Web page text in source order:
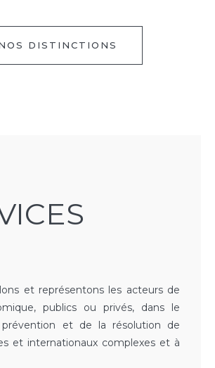
DISTINCTIONS
et représentons les acteurs de
publics ou privés, dans le
et de la résolution de
et internationaux complexes et à